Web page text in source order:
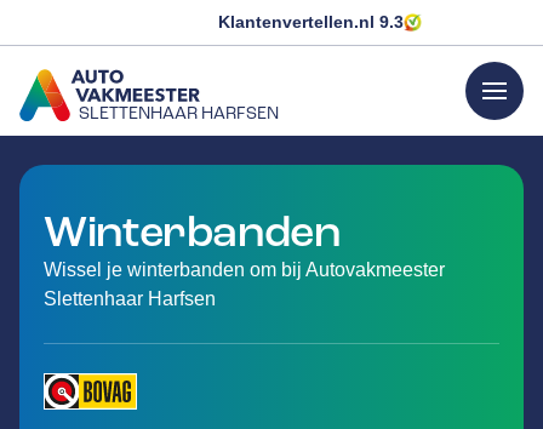
Klantenvertellen.nl 9.3
SLETTENHAAR HARFSEN
GA NAAR DE HOMEPAGINA
menu
Winterbanden
Wissel je winterbanden om bij Autovakmeester
Slettenhaar Harfsen